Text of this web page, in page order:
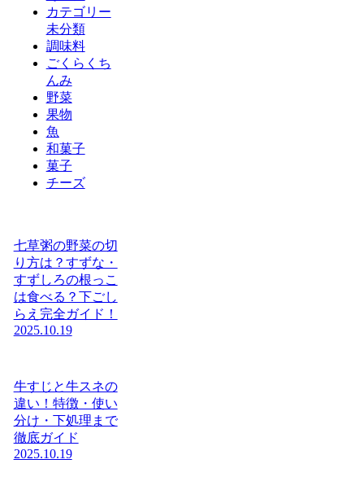
カテゴリー
未分類
調味料
ごくらくち
んみ
野菜
果物
魚
和菓子
菓子
チーズ
七草粥の野菜の切
り方は？すずな・
すずしろの根っこ
は食べる？下ごし
らえ完全ガイド！
2025.10.19
牛すじと牛スネの
違い！特徴・使い
分け・下処理まで
徹底ガイド
2025.10.19